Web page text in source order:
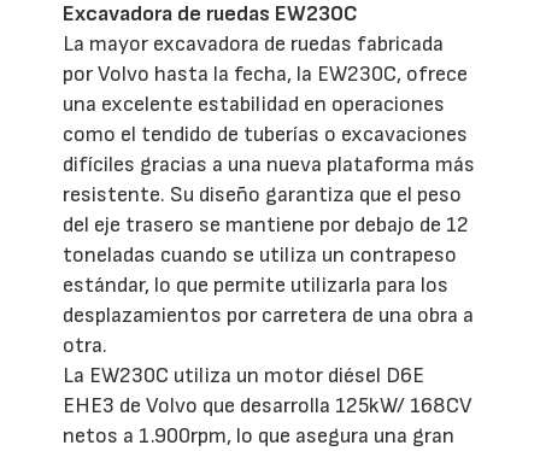
Excavadora de ruedas EW230C
La mayor excavadora de ruedas fabricada
por Volvo hasta la fecha, la EW230C, ofrece
una excelente estabilidad en operaciones
como el tendido de tuberías o excavaciones
difíciles gracias a una nueva plataforma más
resistente. Su diseño garantiza que el peso
del eje trasero se mantiene por debajo de 12
toneladas cuando se utiliza un contrapeso
estándar, lo que permite utilizarla para los
desplazamientos por carretera de una obra a
otra.
La EW230C utiliza un motor diésel D6E
EHE3 de Volvo que desarrolla 125kW/ 168CV
netos a 1.900rpm, lo que asegura una gran